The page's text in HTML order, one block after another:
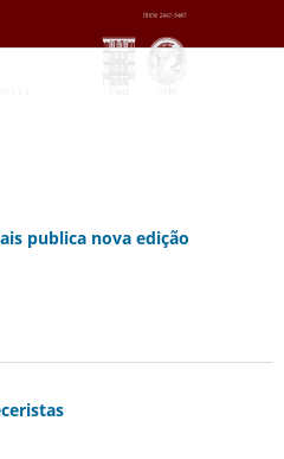
publica nova edição